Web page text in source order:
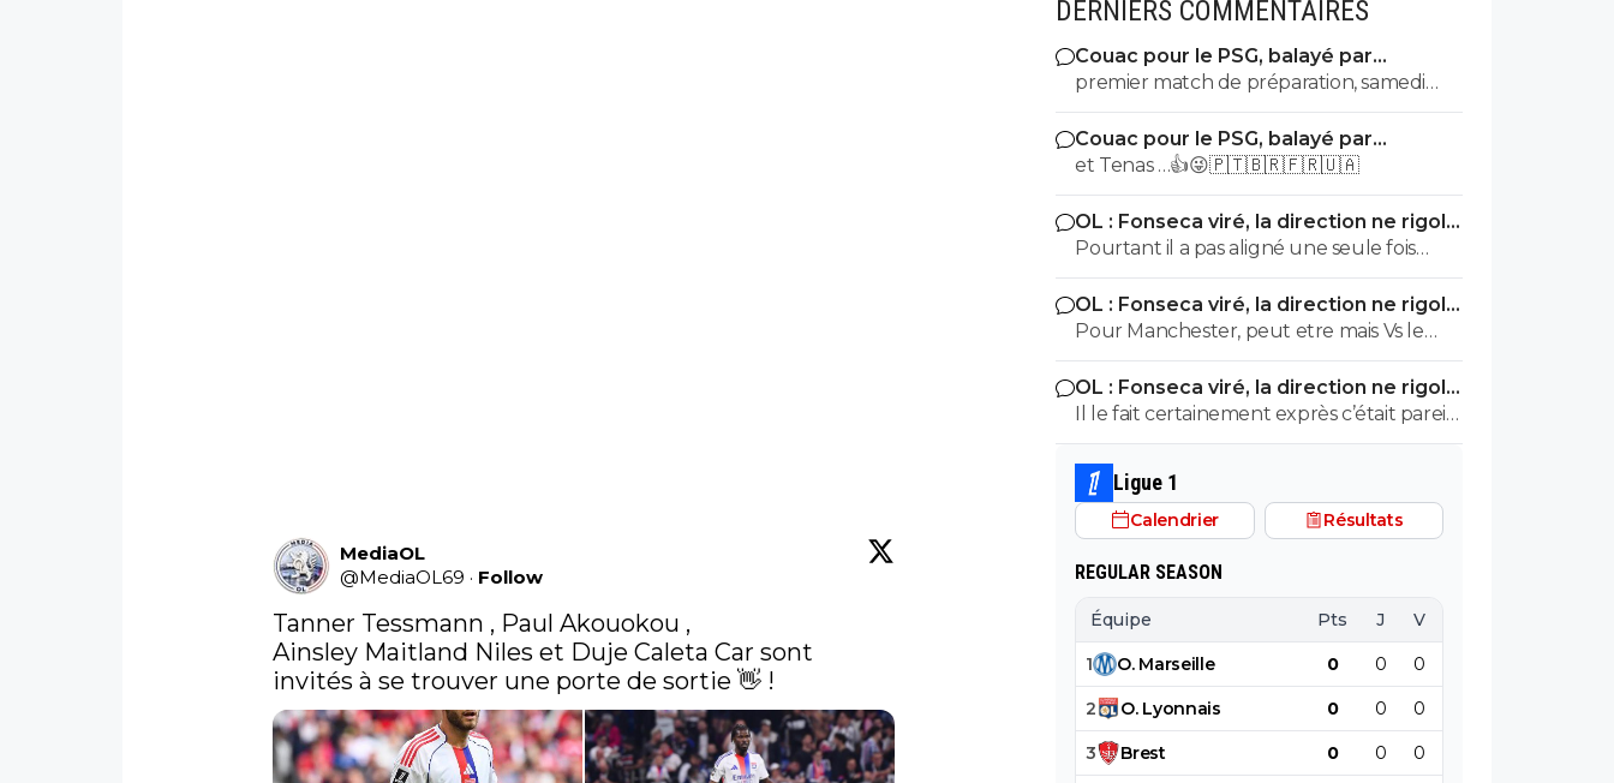
MediaOL
@MediaOL69 · Follow
Tanner Tessmann , Paul Akouokou ,
Ainsley Maitland Niles et Duje Caleta Car sont
invités à se trouver une porte de sortie 👋 !
DERNIERS COMMENTAIRES
Couac pour le PSG, balayé par
Majorque en amical
premier match de préparation, samedi
contre les rosbifs… 😝🇵🇹🇧🇷🇫🇷🇺🇦
Couac pour le PSG, balayé par
Majorque en amical
et Tenas …👍😜🇵🇹🇧🇷🇫🇷🇺🇦
OL : Fonseca viré, la direction ne rigole
plus
Pourtant il a pas aligné une seule fois
cette compo pendant les matchs amicaux
OL : Fonseca viré, la direction ne rigole
plus
Pour Manchester, peut etre mais Vs le
Celta vigo je ne vois pas ou... On a
plénitude de blesser en attaque... Puis, il
ne savait pas que Niakhaté allait se faire
expulsé à la 10e au retour..
OL : Fonseca viré, la direction ne rigole
plus
Il le fait certainement exprès c’était pareil
avec Manchester avec Paul akuaku
titulaire allée retour alors qu’il n'a pas
jouer de la saison. Chaque fois que lyon a
un match important le gars sabote le
Toulouse, Lens et le celta vigo
Ligue 1
Calendrier Résultats
REGULAR SEASON
Équipe Pts J V
1 O. Marseille 0 0 0
2 O. Lyonnais 0 0 0
3 Brest 0 0 0